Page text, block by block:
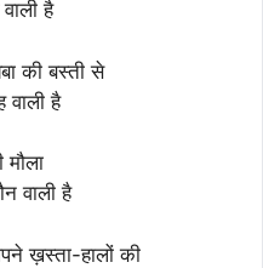
है
की बस्ती से
वाली है
मौला
वाली है
ख़स्ता-हालों की